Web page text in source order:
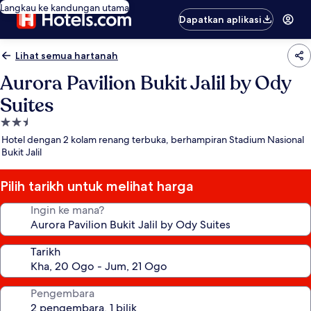
Langkau ke kandungan utama
Dapatkan aplikasi
Lihat semua hartanah
Aurora Pavilion Bukit Jalil by Ody
Suites
Hartanah
2.5
bintang
Hotel dengan 2 kolam renang terbuka, berhampiran Stadium Nasional
Bukit Jalil
Pilih tarikh untuk melihat harga
Ingin ke mana?
Tarikh
Pengembara